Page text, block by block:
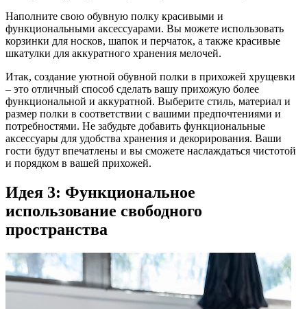
Наполните свою обувную полку красивыми и
функциональными аксессуарами. Вы можете использовать
корзинки для носков, шапок и перчаток, а также красивые
шкатулки для аккуратного хранения мелочей.
Итак, создание уютной обувной полки в прихожей хрущевки
– это отличный способ сделать вашу прихожую более
функциональной и аккуратной. Выберите стиль, материал и
размер полки в соответствии с вашими предпочтениями и
потребностями. Не забудьте добавить функциональные
аксессуары для удобства хранения и декорирования. Ваши
гости будут впечатлены и вы сможете наслаждаться чистотой
и порядком в вашей прихожей.
Идея 3: Функциональное
использование свободного
пространства